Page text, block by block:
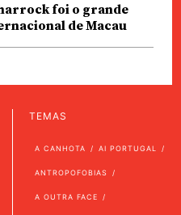
foi o grande
de Macau
TEMAS
A CANHOTA AI PORTUGAL
ANTROPOFOBIAS
A OUTRA FACE